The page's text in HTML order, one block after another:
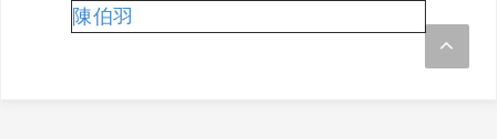
陳伯羽